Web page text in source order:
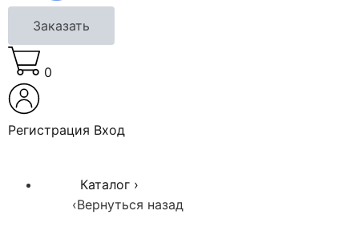
Заказать
0
Регистрация Вход
Каталог ›
‹Вернуться назад